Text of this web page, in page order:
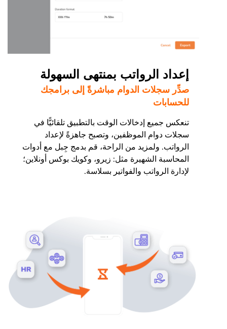
إعداد الرواتب بمنتهى السهولة
صدِّر سجلات الدوام مباشرةً إلى برامجك
للحسابات
تنعكس جميع إدخالات الوقت بالتطبيق تلقائيًّا في
سجلات دوام الموظفين، وتصبح جاهزةً لإعداد
الرواتب. ولمزيد من الراحة، قم بدمج جِبل مع أدوات
المحاسبة الشهيرة مثل: زيرو، وكويك بوكس أونلاين؛
لإدارة الرواتب والفواتير بسلاسة.